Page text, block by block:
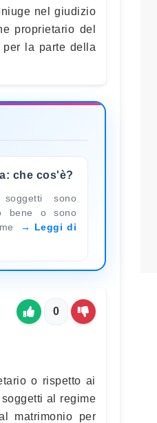
nel giudizio
proprietario del
per la parte della
che cos'è?
sono
bene o sono
Leggi di
0
o rispetto ai
al regime
matrimonio per